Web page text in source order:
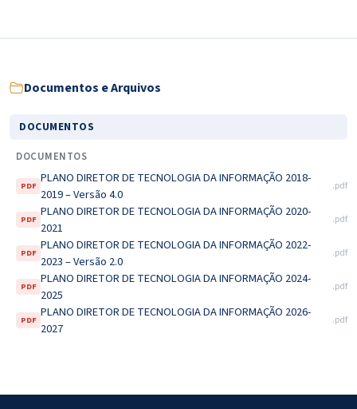
Documentos e Arquivos
DOCUMENTOS
DOCUMENTOS
PDF PLANO DIRETOR DE TECNOLOGIA DA INFORMAÇÃO 2018-
2019 – Versão 4.0
.pdf
PDF PLANO DIRETOR DE TECNOLOGIA DA INFORMAÇÃO 2020-
2021
.pdf
PDF PLANO DIRETOR DE TECNOLOGIA DA INFORMAÇÃO 2022-
2023 – Versão 2.0
.pdf
PDF PLANO DIRETOR DE TECNOLOGIA DA INFORMAÇÃO 2024-
2025
.pdf
PDF PLANO DIRETOR DE TECNOLOGIA DA INFORMAÇÃO 2026-
2027
.pdf